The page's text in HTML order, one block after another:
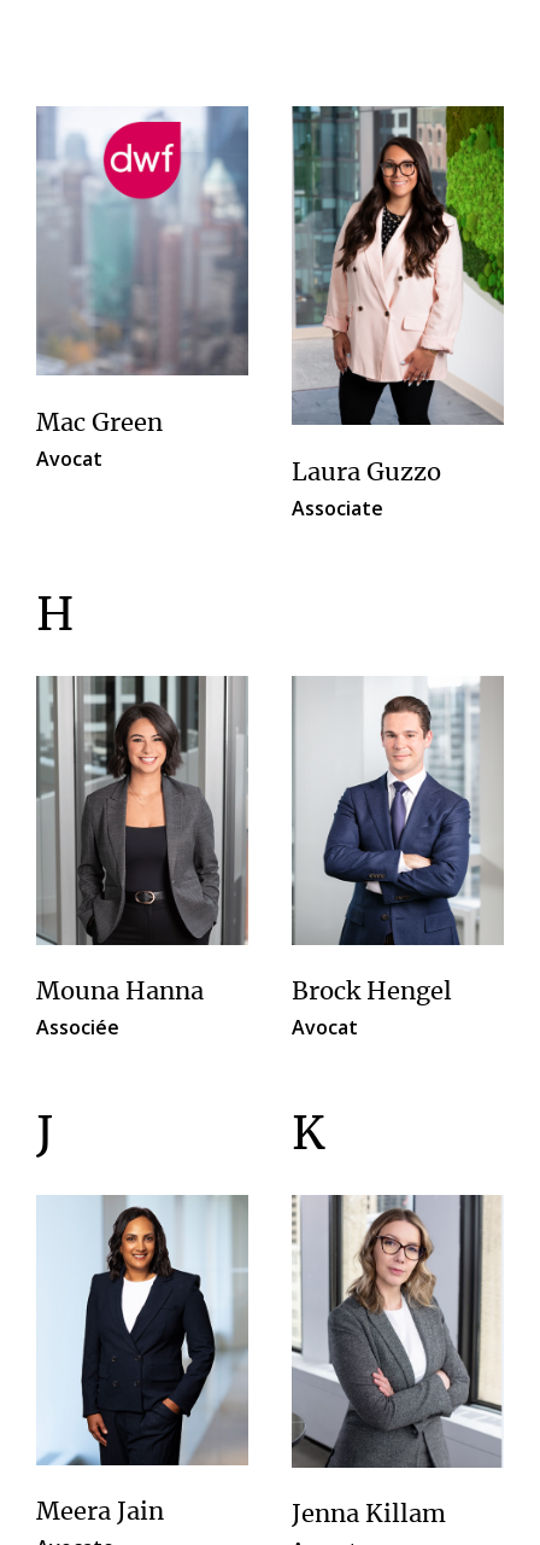
Mac Green
Avocat
Laura Guzzo
Associate
H
Mouna Hanna
Associée
Brock Hengel
Avocat
J
Meera Jain
K
Jenna Killam